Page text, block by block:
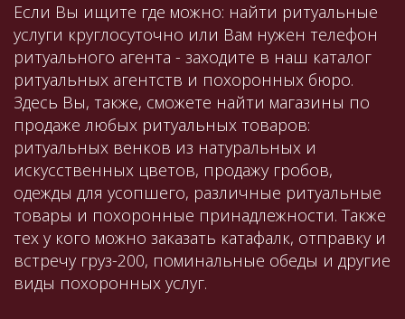
Если Вы ищите где можно: найти ритуальные
услуги круглосуточно или Вам нужен телефон
ритуального агента - заходите в наш каталог
ритуальных агентств и похоронных бюро.
Здесь Вы, также, сможете найти магазины по
продаже любых ритуальных товаров:
ритуальных венков из натуральных и
искусственных цветов, продажу гробов,
одежды для усопшего, различные ритуальные
товары и похоронные принадлежности. Также
тех у кого можно заказать катафалк, отправку и
встречу груз-200, поминальные обеды и другие
виды похоронных услуг.